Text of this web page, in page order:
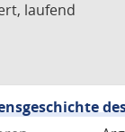
laufend